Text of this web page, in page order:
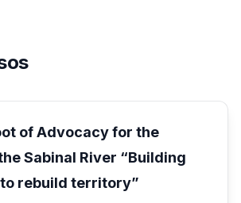
of Advocacy for the
Sabinal River “Building
rebuild territory”